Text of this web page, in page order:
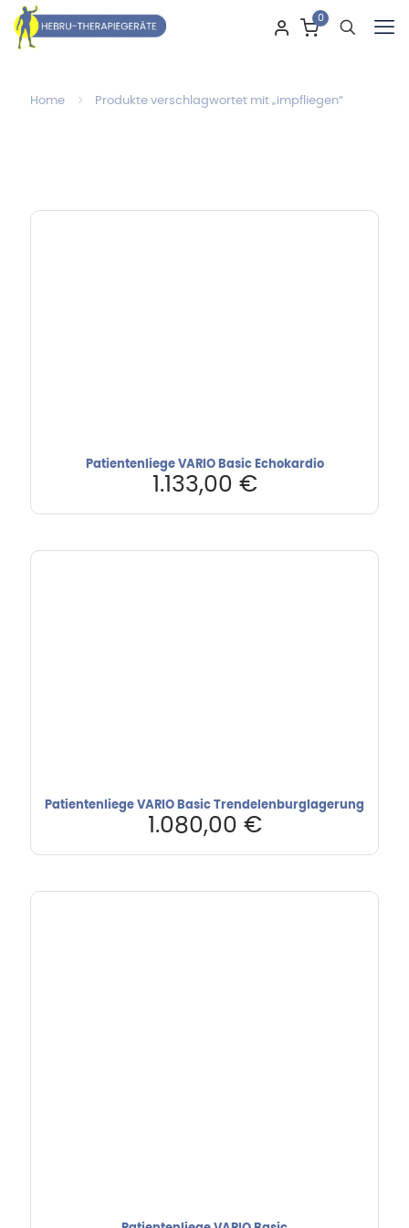
0
Home Produkte verschlagwortet mit „impfliegen“
Patientenliege VARIO Basic Echokardio
1.133,00 €
Patientenliege VARIO Basic Trendelenburglagerung
1.080,00 €